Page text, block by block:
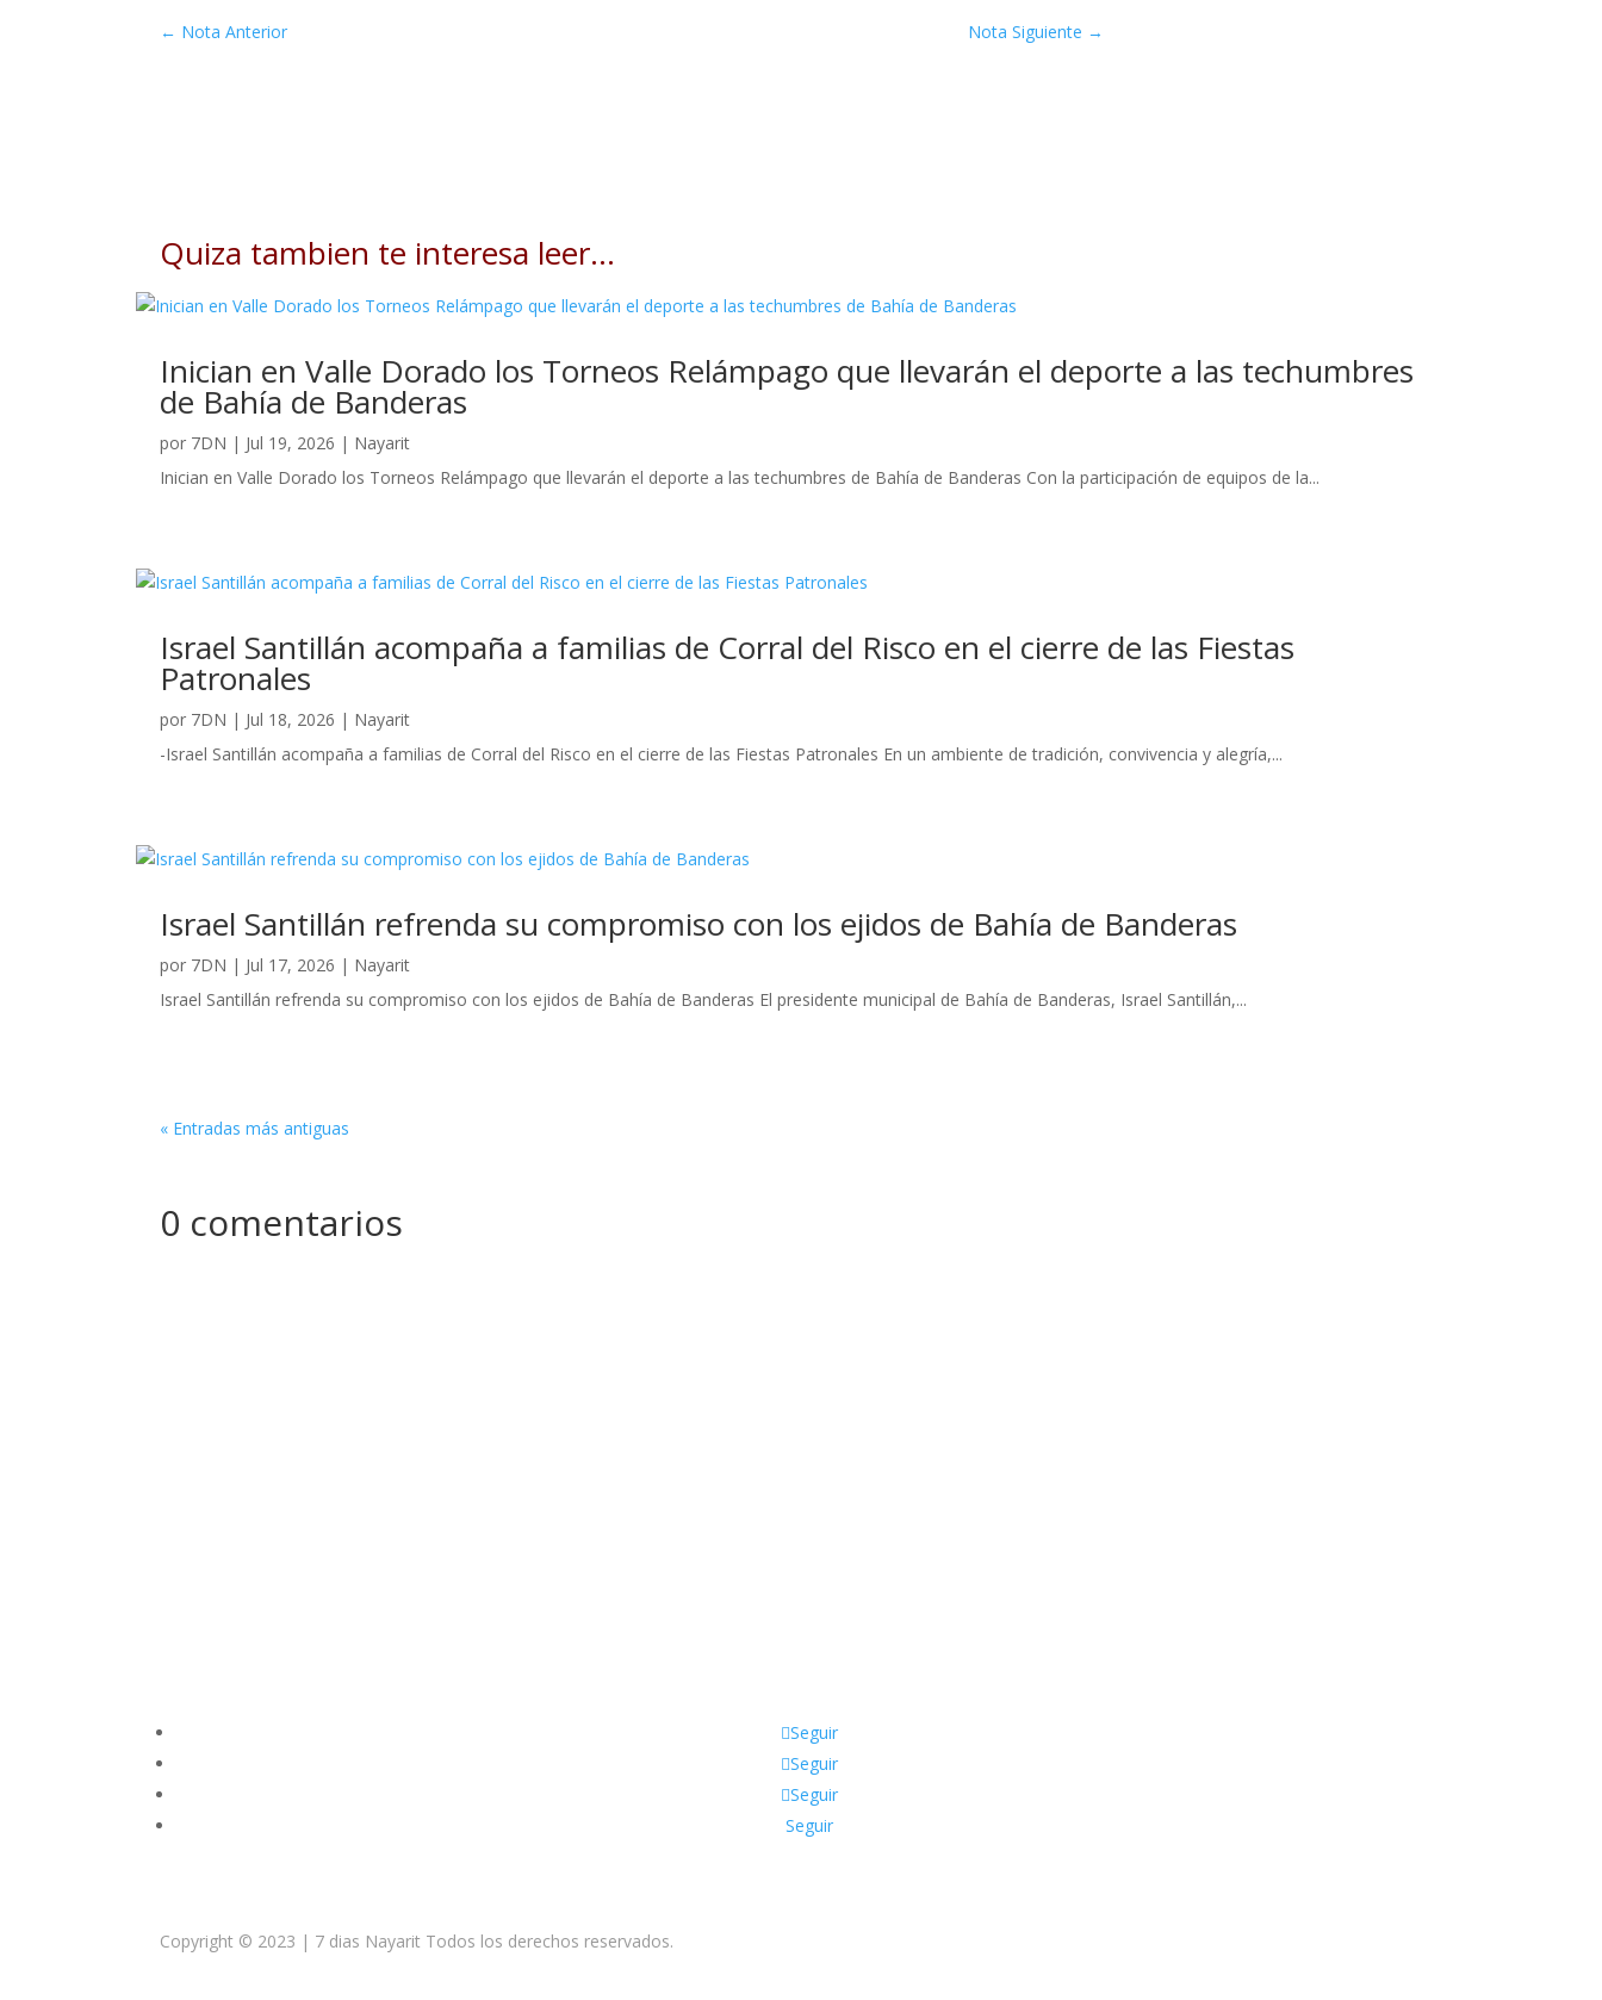
← Nota Anterior Nota Siguiente →
Quiza tambien te interesa leer…
Inician en Valle Dorado los Torneos Relámpago que llevarán el deporte a las techumbres
de Bahía de Banderas
por 7DN | Jul 19, 2026 | Nayarit
Inician en Valle Dorado los Torneos Relámpago que llevarán el deporte a las techumbres de Bahía de Banderas Con la participación de equipos de la...
Israel Santillán acompaña a familias de Corral del Risco en el cierre de las Fiestas
Patronales
por 7DN | Jul 18, 2026 | Nayarit
-Israel Santillán acompaña a familias de Corral del Risco en el cierre de las Fiestas Patronales En un ambiente de tradición, convivencia y alegría,...
Israel Santillán refrenda su compromiso con los ejidos de Bahía de Banderas
por 7DN | Jul 17, 2026 | Nayarit
Israel Santillán refrenda su compromiso con los ejidos de Bahía de Banderas El presidente municipal de Bahía de Banderas, Israel Santillán,...
« Entradas más antiguas
0 comentarios
Seguir
Seguir
Seguir
Seguir
Copyright © 2023 | 7 dias Nayarit Todos los derechos reservados.